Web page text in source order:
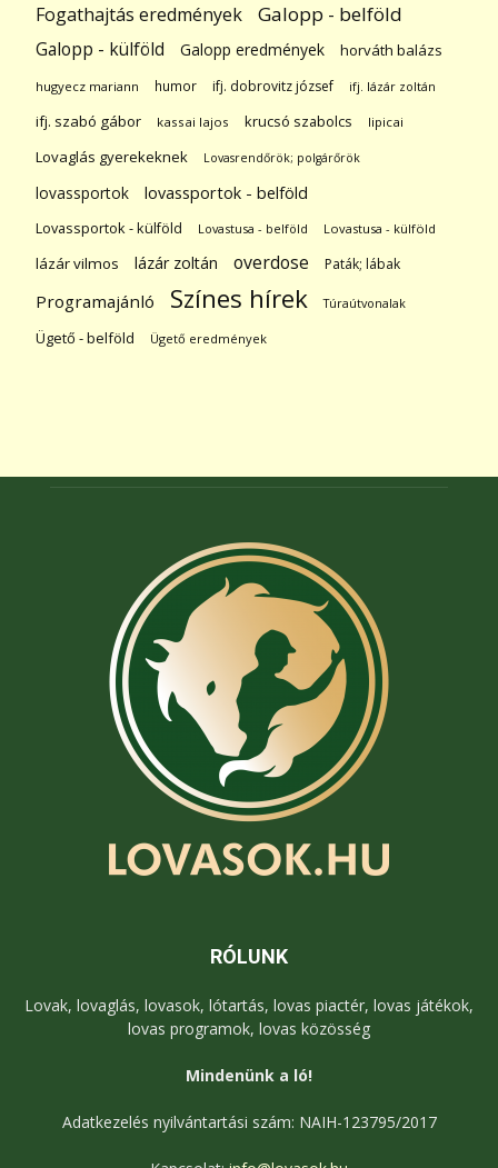
Fogathajtás eredmények Galopp - belföld
Galopp - külföld Galopp eredmények horváth balázs
hugyecz mariann humor ifj. dobrovitz józsef ifj. lázár zoltán
ifj. szabó gábor kassai lajos krucsó szabolcs lipicai
Lovaglás gyerekeknek Lovasrendőrök; polgárőrök
lovassportok lovassportok - belföld
Lovassportok - külföld Lovastusa - belföld Lovastusa - külföld
lázár vilmos lázár zoltán overdose Paták; lábak
Programajánló Színes hírek Túraútvonalak
Ügető - belföld Ügető eredmények
RÓLUNK
Lovak, lovaglás, lovasok, lótartás, lovas piactér, lovas játékok,
lovas programok, lovas közösség
Mindenünk a ló!
Adatkezelés nyilvántartási szám: NAIH-123795/2017